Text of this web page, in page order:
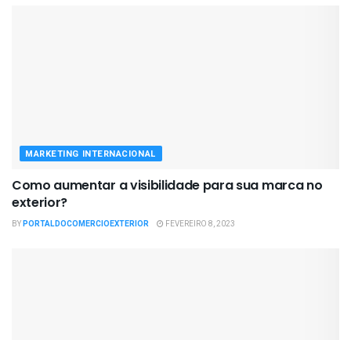
MARKETING INTERNACIONAL
Como aumentar a visibilidade para sua marca no
exterior?
BYPORTALDOCOMERCIOEXTERIOR FEVEREIRO 8, 2023